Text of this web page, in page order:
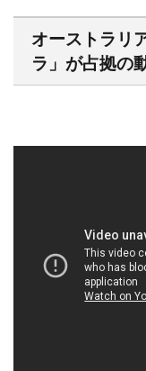
オーストラリ
ラ」が占拠の